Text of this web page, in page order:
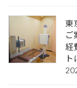
東
ご
経